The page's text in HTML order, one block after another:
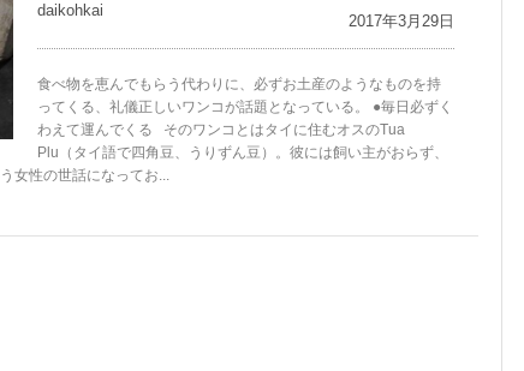
daikohkai
2017年3月29日
食べ物を恵んでもらう代わりに、必ずお土産のようなものを持
ってくる、礼儀正しいワンコが話題となっている。 ●毎日必ずく
わえて運んでくる そのワンコとはタイに住むオスのTua
Plu（タイ語で四角豆、うりずん豆）。彼には飼い主がおらず、
女性の世話になってお...